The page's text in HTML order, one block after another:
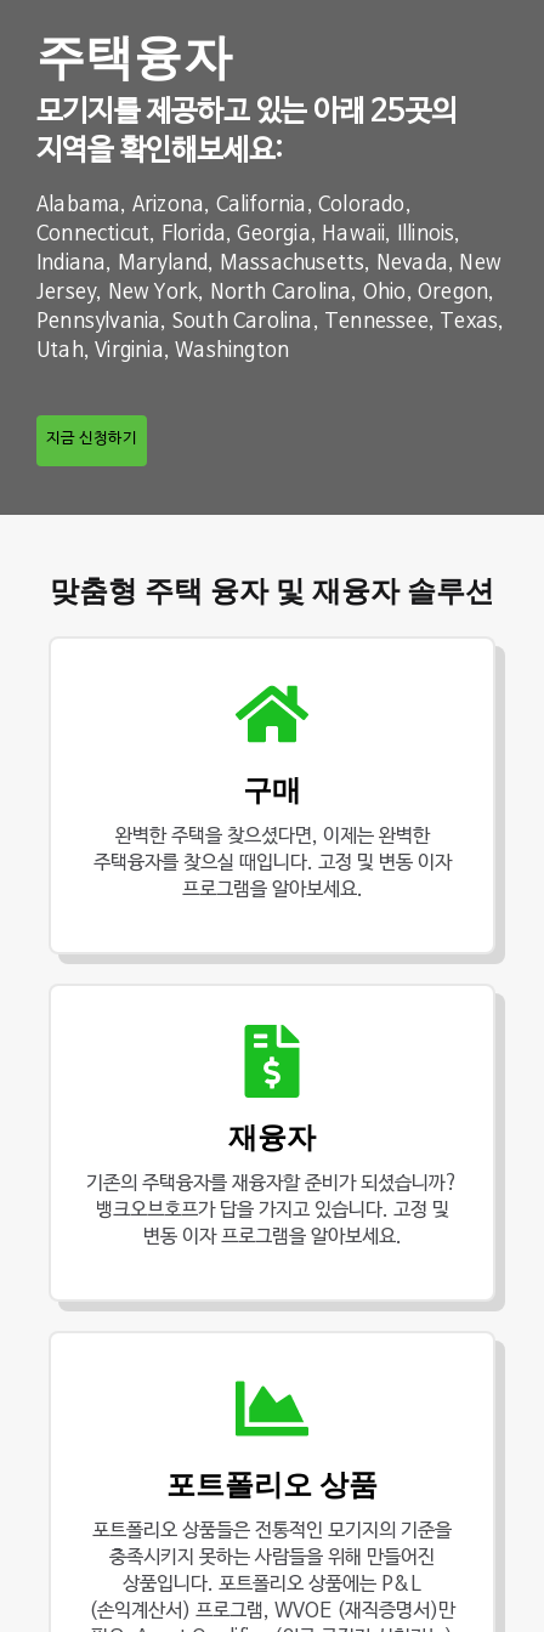
주택융자
모기지를 제공하고 있는 아래 25곳의
지역을 확인해보세요:
Alabama, Arizona, California, Colorado,
Connecticut, Florida, Georgia, Hawaii, Illinois,
Indiana, Maryland, Massachusetts, Nevada, New
Jersey, New York, North Carolina, Ohio, Oregon,
Pennsylvania, South Carolina, Tennessee, Texas,
Utah, Virginia, Washington
지금 신청하기
맞춤형 주택 융자 및 재융자 솔루션
구매
완벽한 주택을 찾으셨다면, 이제는 완벽한
주택융자를 찾으실 때입니다. 고정 및 변동 이자
프로그램을 알아보세요.
재융자
기존의 주택융자를 재융자할 준비가 되셨습니까?
뱅크오브호프가 답을 가지고 있습니다. 고정 및
변동 이자 프로그램을 알아보세요.
포트폴리오 상품
포트폴리오 상품들은 전통적인 모기지의 기준을
충족시키지 못하는 사람들을 위해 만들어진
상품입니다. 포트폴리오 상품에는 P&L
(손익계산서) 프로그램, WVOE (재직증명서)만